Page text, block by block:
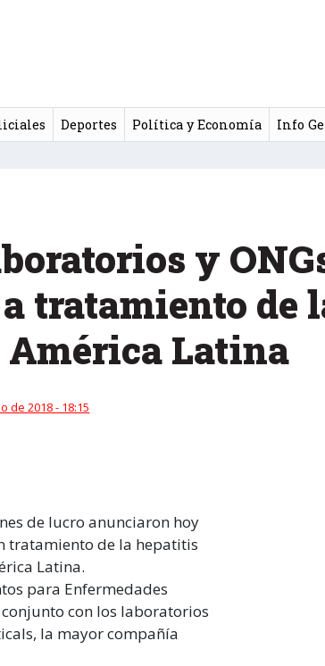
Deportes Política y Economía Info
y
tratamiento de
Latina
de 2018 - 18:15
de lucro anunciaron hoy
tratamiento de la hepatitis
Latina.
para Enfermedades
con los laboratorios
la mayor compañía